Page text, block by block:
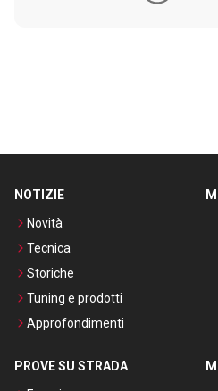
NOTIZIE
Novità
Tecnica
Storiche
Tuning e prodotti
Approfondimenti
PROVE SU STRADA